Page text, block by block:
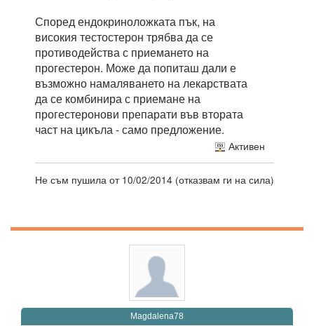
Според ендокриноложката пък, на
високия тестостерон трябва да се
противодейства с приемането на
прогестерон. Може да попиташ дали е
възможно намаляването на лекарствата
да се комбинира с приемане на
прогестеронови препарати във втората
част на цикъла - само предложение.
Активен
Не съм пушила от 10/02/2014 (отказвам ги на сила)
Magdalena78